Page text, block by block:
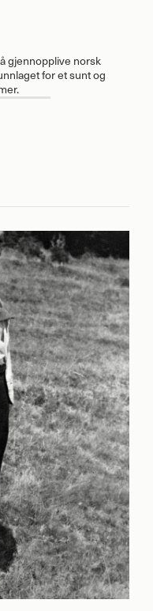
gjennopplive norsk
for et sunt og